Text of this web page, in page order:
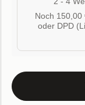
Noch 150,00
oder DPD